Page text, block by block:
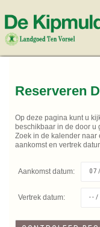
Reserveren
Op deze pagina kunt u
beschikbaar in de door u
Zoek in de kalender
aankomst en vertrek
Aankomst datum:
Vertrek datum: